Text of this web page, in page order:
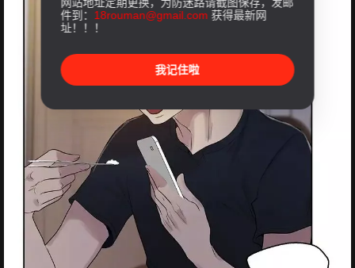
件到： 18rouman@gmail.com 获得最新网
址！！！
我记住啦